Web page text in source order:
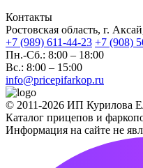
Контакты
Ростовская область, г.
+7 (989) 611-44-23 +7 (908)
Пн.-Сб.: 8:00 – 18:00
Вс.: 8:00 – 15:00
info@pricepifarkop.ru
© 2011-2026 ИП Курилова
Каталог прицепов и
Информация на сайте не